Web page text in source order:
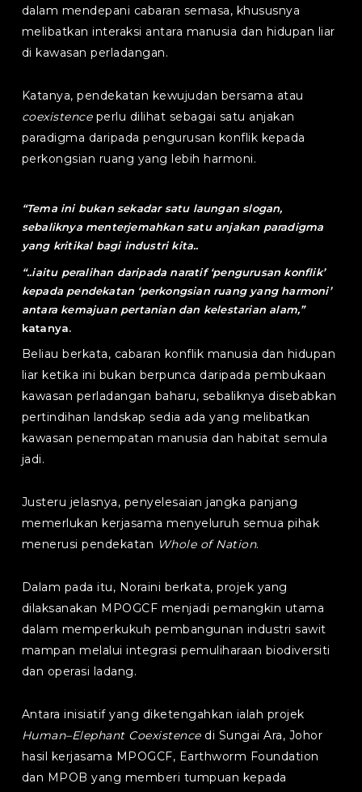
dalam mendepani cabaran semasa, khususnya
melibatkan interaksi antara manusia dan hidupan liar
di kawasan perladangan.
Katanya, pendekatan kewujudan bersama atau
coexistenceperlu dilihat sebagai satu anjakan
paradigma daripada pengurusan konflik kepada
perkongsian ruang yang lebih harmoni.
“Tema ini bukan sekadar satu laungan slogan,
sebaliknya menterjemahkan satu anjakan paradigma
yang kritikal bagi industri kita..
“..iaitu peralihan daripada naratif ‘pengurusan konflik’
kepada pendekatan ‘perkongsian ruang yang harmoni’
antara kemajuan pertanian dan kelestarian alam,”
katanya.
Beliau berkata, cabaran konflik manusia dan hidupan
liar ketika ini bukan berpunca daripada pembukaan
kawasan perladangan baharu, sebaliknya disebabkan
pertindihan landskap sedia ada yang melibatkan
kawasan penempatan manusia dan habitat semula
jadi.
Justeru jelasnya, penyelesaian jangka panjang
memerlukan kerjasama menyeluruh semua pihak
menerusi pendekatan Whole of Nation.
Dalam pada itu, Noraini berkata, projek yang
dilaksanakan MPOGCF menjadi pemangkin utama
dalam memperkukuh pembangunan industri sawit
mampan melalui integrasi pemuliharaan biodiversiti
dan operasi ladang.
Antara inisiatif yang diketengahkan ialah projek
Human–Elephant Coexistencedi Sungai Ara, Johor
hasil kerjasama MPOGCF, Earthworm Foundation
dan MPOB yang memberi tumpuan kepada